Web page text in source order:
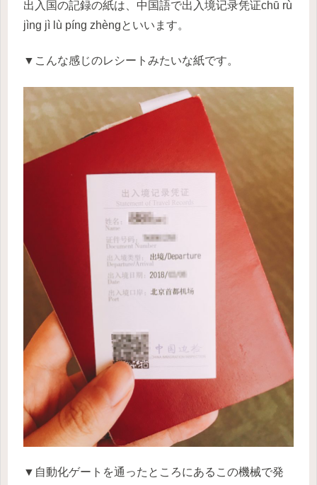
出入国の記録の紙は、中国語で出入境记录凭证chū rù
jìng jì lù píng zhèngといいます。
▼こんな感じのレシートみたいな紙です。
▼自動化ゲートを通ったところにあるこの機械で発